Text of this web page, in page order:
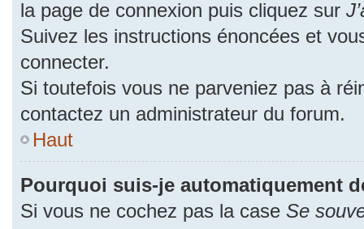
la page de connexion puis cliquez sur
Suivez les instructions énoncées et
connecter.
Si toutefois vous ne parveniez pas à
contactez un administrateur du forum.
Haut
Pourquoi suis-je automatiquement
Si vous ne cochez pas la case Se